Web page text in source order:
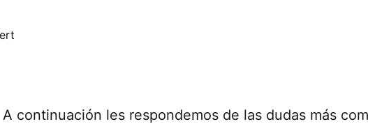
A continuación les respondemos de las dudas más